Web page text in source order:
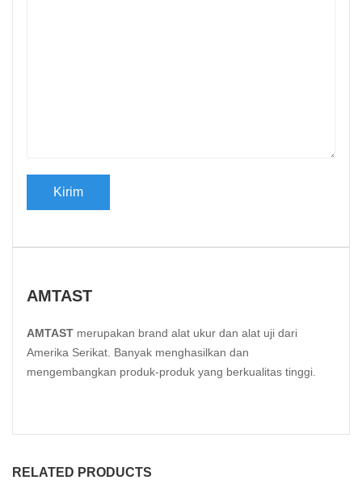
AMTAST
AMTAST merupakan brand alat ukur dan alat uji dari
Amerika Serikat. Banyak menghasilkan dan
mengembangkan produk-produk yang berkualitas tinggi.
RELATED PRODUCTS